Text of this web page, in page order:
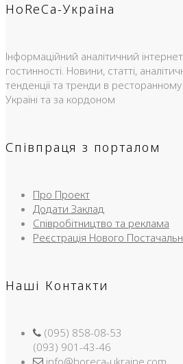
HoReCa-Україна
Інформаційний аналітичний
гостинності. Новини, статті,
тенденції та тренди в ресторанному
Україні та за кордоном
Співпраця з порталом
Про Проект
Додати Заклад
Співробітництво та реклама
Реєстрація Нового
Наші Контакти
(095) 858-08-53
(093) 901-43-46
info@horeca-ukraine.com